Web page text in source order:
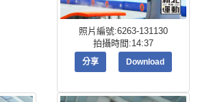
照片編號:6263-131130
拍攝時間:14:37
分享 Download